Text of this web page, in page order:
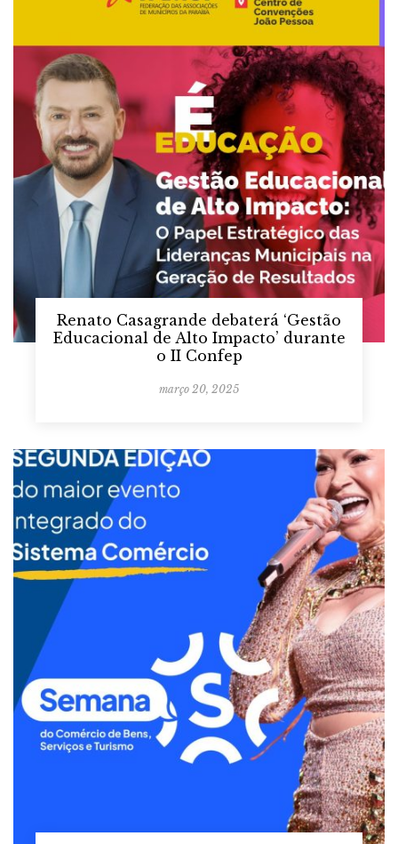
Renato Casagrande debaterá ‘Gestão
Educacional de Alto Impacto’ durante
o II Confep
março 20, 2025